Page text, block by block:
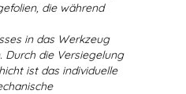
die während
in das Werkzeug
Durch die Versiegelung
ist das individuelle